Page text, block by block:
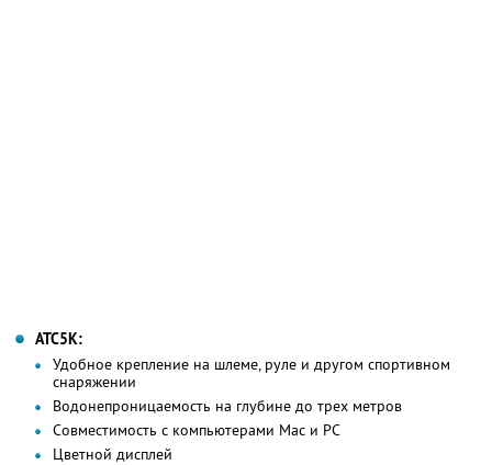
ATC5K:
Удобное крепление на шлеме, руле и другом спортивном
снаряжении
Водонепроницаемость на глубине до трех метров
Совместимость с компьютерами Mac и PC
Цветной дисплей